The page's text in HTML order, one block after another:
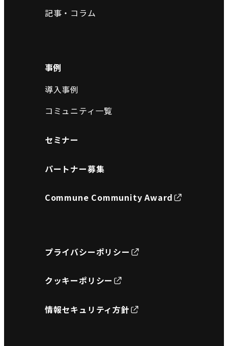
記事・コラム
事例
導入事例
コミュニティ一覧
セミナー
パートナー募集
Commune Community Award
プライバシーポリシー
クッキーポリシー
情報セキュリティ方針